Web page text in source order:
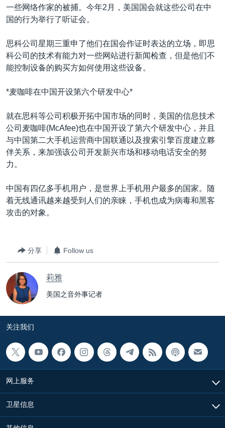
一些网络作家的被捕。今年2月，美国国会就这些公司在中
国的行为举行了听证会。
思科公司星期三重申了他们在国会作证时表达的立场，即思
科公司的技术有能力对一些网站进行新闻检查，但是他们不
能控制设备的购买方如何使用这些设备。
*麦咖啡在中国开设第六个研发中心*
就在思科等公司积极开拓中国市场的同时，美国的信息技术
公司麦咖啡(McAfee)也在中国开设了第六个研发中心，并且
与中国第二大手机运营商中国联通以及搜索引擎百度建立夥
伴关系，来加强该公司开发新兴市场和移动电话安全的努
力。
中国有四亿多手机用户，是世界上手机用户最多的国家。随
着无线通讯越来越受到人们的亲睐，手机也成为病毒和黑客
攻击的对象。
分享 Follow us
莉雅
美国之音外事记者
关注我们
网上服务
卫星信息